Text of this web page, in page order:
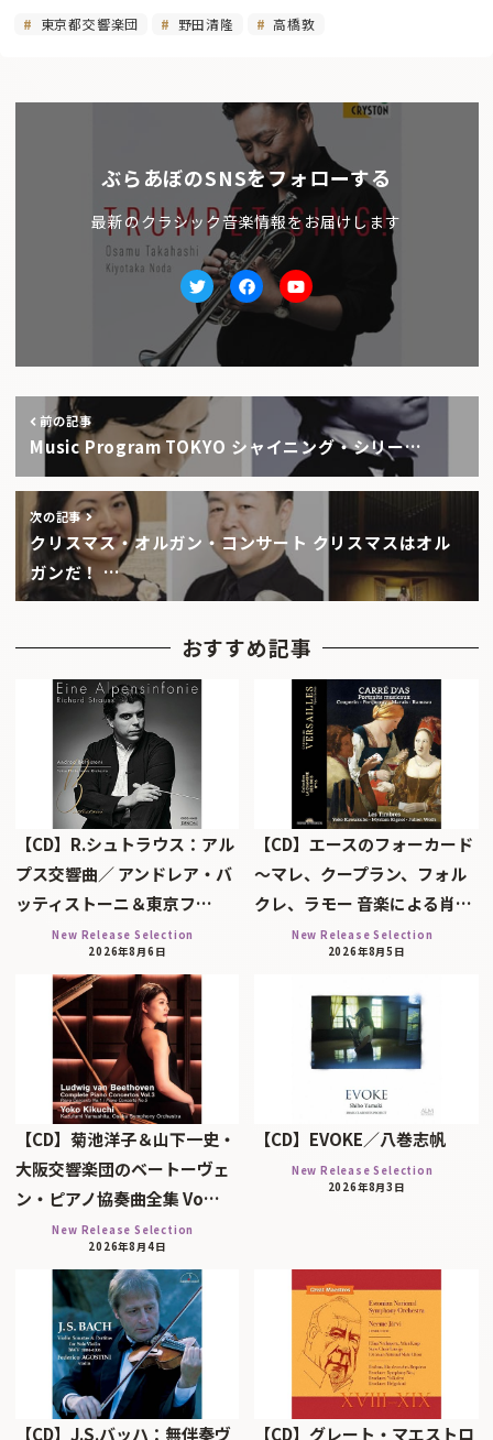
東京都交響楽団 野田清隆 高橋敦
ぶらあぼのSNSをフォローする
最新のクラシック音楽情報をお届けします
TwitterfacebookYoutube
前の記事
Music Program TOKYO シャイニング・シリー…
次の記事
クリスマス・オルガン・コンサート クリスマスはオル
ガンだ！ …
おすすめ記事
【CD】R.シュトラウス：アル
プス交響曲／ アンドレア・バ
ッティストーニ＆東京フ…
New Release Selection
2026年8月6日
【CD】エースのフォーカード
～マレ、クープラン、フォル
クレ、ラモー 音楽による肖…
New Release Selection
2026年8月5日
【CD】菊池洋子＆山下一史・
大阪交響楽団のベートーヴェ
ン・ピアノ協奏曲全集 Vo…
New Release Selection
2026年8月4日
【CD】EVOKE／八巻志帆
New Release Selection
2026年8月3日
【CD】J.S.バッハ：無伴奏ヴ 【CD】グレート・マエストロ